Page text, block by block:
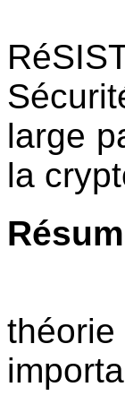
large
la
La